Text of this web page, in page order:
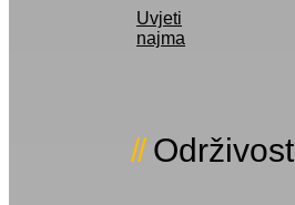
Uvjeti
najma
Održivost